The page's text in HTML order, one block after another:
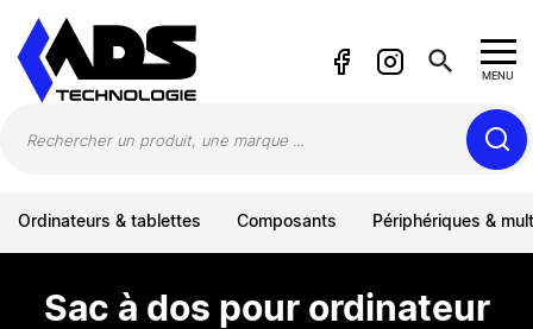
search MENU
Ordinateurs & tablettes Composants Périphériques &
Sac à dos pour ordinateur